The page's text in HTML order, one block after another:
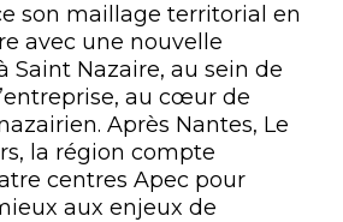
son maillage territorial en
avec une nouvelle
Saint Nazaire, au sein de
au cœur de
Après Nantes, Le
la région compte
centres Apec pour
aux enjeux de